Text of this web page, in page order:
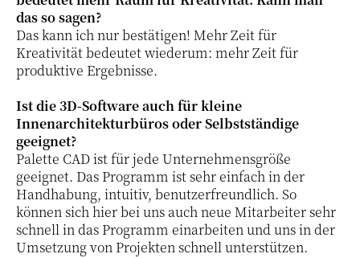
das so sagen?
Das kann ich nur bestätigen! Mehr Zeit für
Kreativität bedeutet wiederum: mehr Zeit für
produktive Ergebnisse.
Ist die 3D-Software auch für kleine
Innenarchitekturbüros oder Selbstständige
geeignet?
Palette CAD ist für jede Unternehmensgröße
geeignet. Das Programm ist sehr einfach in der
Handhabung, intuitiv, benutzerfreundlich. So
können sich hier bei uns auch neue Mitarbeiter sehr
schnell in das Programm einarbeiten und uns in der
Umsetzung von Projekten schnell unterstützen.